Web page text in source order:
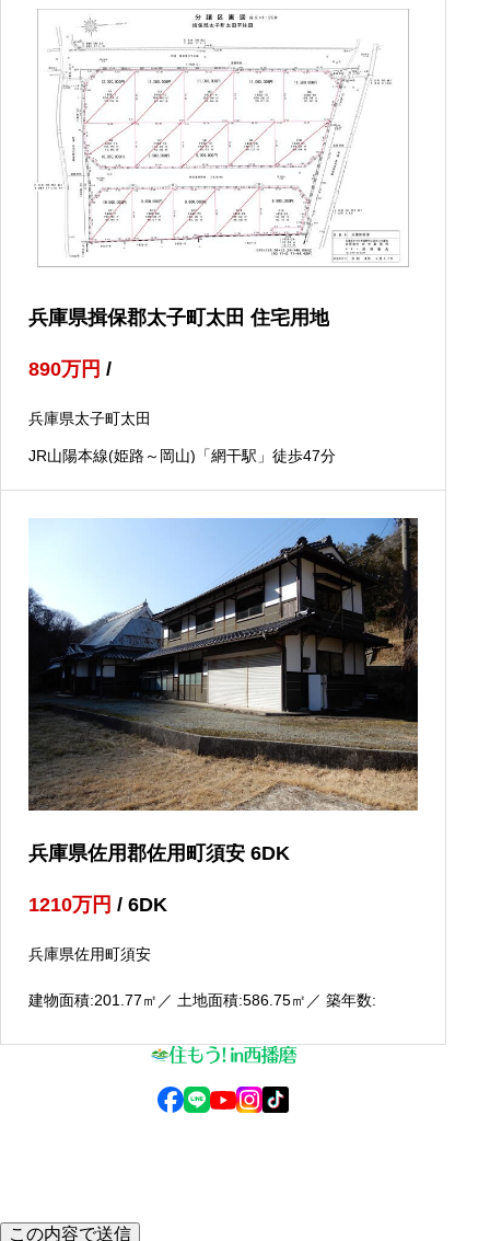
兵庫県揖保郡太子町太田 住宅用地
890万円 /
兵庫県太子町太田
JR山陽本線(姫路～岡山)「網干駅」徒歩47分
兵庫県佐用郡佐用町須安 6DK
1210万円 / 6DK
兵庫県佐用町須安
建物面積:201.77㎡ ／ 土地面積:586.75㎡ ／ 築年数:
この内容で送信